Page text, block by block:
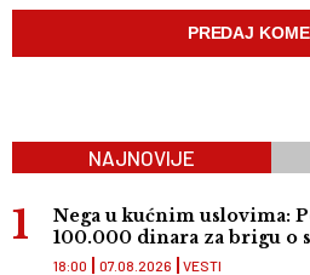
NAJNOVIJE
Nega u kućnim uslovima:
100.000 dinara za brigu o
VESTI
18:00 07.08.2026